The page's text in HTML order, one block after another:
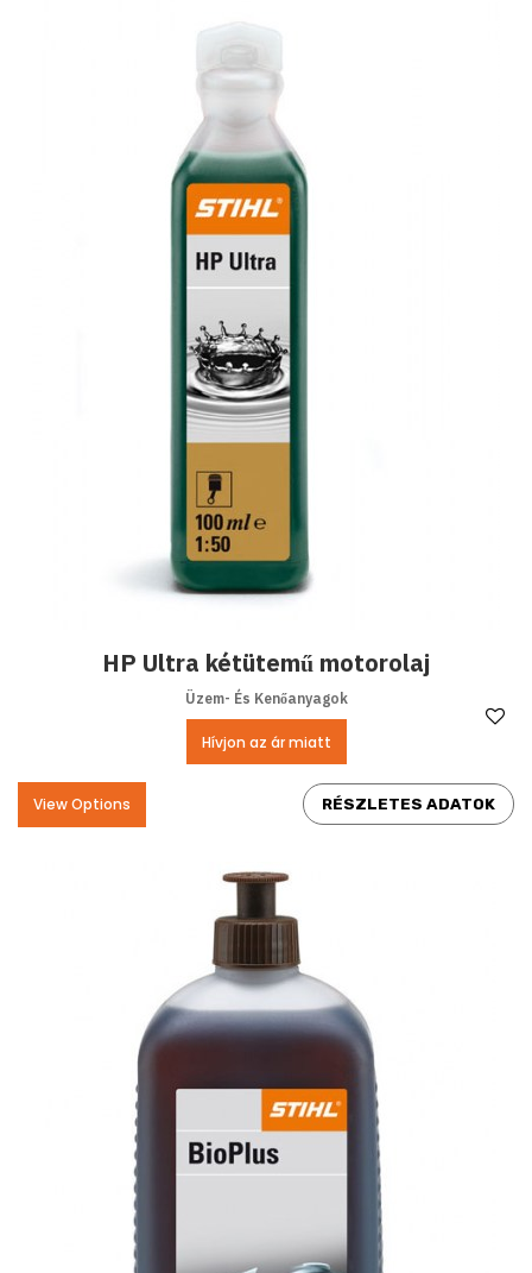
HP Ultra kétütemű motorolaj
Üzem- És Kenőanyagok
Hívjon az ár miatt
RÉSZLETES ADATOK
View Options